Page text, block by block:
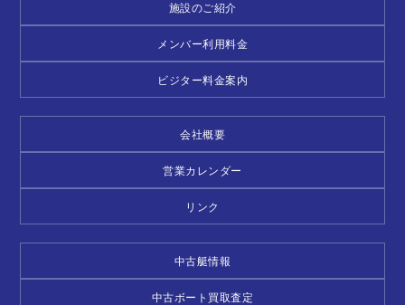
施設のご紹介
メンバー利用料金
ビジター料金案内
会社概要
営業カレンダー
リンク
中古艇情報
中古ボート買取査定